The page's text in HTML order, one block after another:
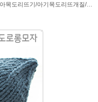
여우네키목도리★에이미울DIY 재료 패키지/유아목도리뜨기/아기목도리뜨개질/부드러운 베이비뜨개실로 제작 된 태교 손뜨개